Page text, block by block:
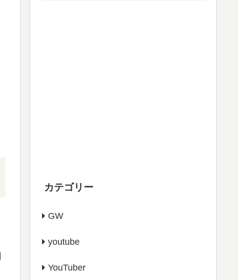
カテゴリー
GW
youtube
YouTuber